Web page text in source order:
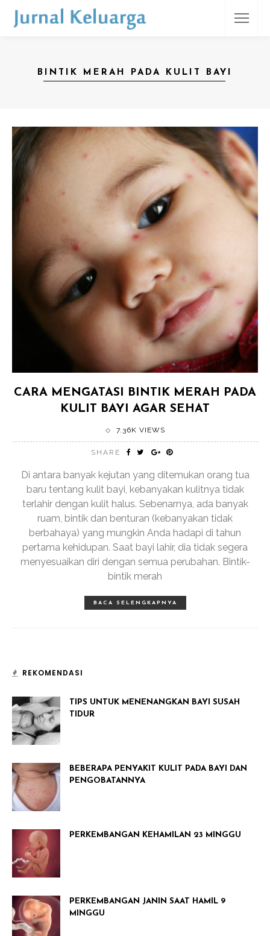
BINTIK MERAH PADA KULIT BAYI
CARA MENGATASI BINTIK MERAH PADA
KULIT BAYI AGAR SEHAT
7.36K VIEWS
SHARE
Di antara banyak kejutan yang ditemukan orang tua
baru tentang kulit bayi, kebanyakan kulitnya tidak
terlahir dengan kulit halus. Sebenarnya, ada banyak
ruam, bintik dan benturan (kebanyakan tidak
berbahaya) yang mungkin Anda hadapi di tahun
pertama kehidupan. Saat bayi lahir, dia tidak segera
menyesuaikan diri dengan semua perubahan. Bintik-
bintik merah
BACA SELENGKAPNYA
REKOMENDASI
TIPS UNTUK MENENANGKAN BAYI SUSAH
TIDUR
BEBERAPA PENYAKIT KULIT PADA BAYI DAN
PENGOBATANNYA
PERKEMBANGAN KEHAMILAN 23 MINGGU
PERKEMBANGAN JANIN SAAT HAMIL 9
MINGGU